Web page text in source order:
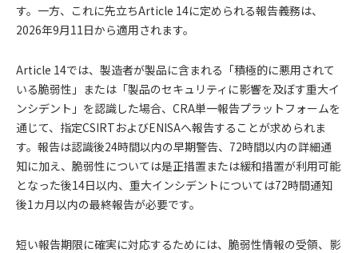
す。一方、これに先立ちArticle 14に定められる報告義務は、
2026年9月11日から適用されます。
Article 14では、製造者が製品に含まれる「積極的に悪用されて
いる脆弱性」または「製品のセキュリティに影響を及ぼす重大イ
ンシデント」を認識した場合、CRA単一報告プラットフォームを
通じて、指定CSIRTおよびENISAへ報告することが求められま
す。報告は認識後24時間以内の早期警告、72時間以内の詳細通
知に加え、脆弱性については是正措置または緩和措置が利用可能
となった後14日以内、重大インシデントについては72時間通知
後1カ月以内の最終報告が必要です。
短い報告期限に確実に対応するためには、脆弱性情報の受領、影